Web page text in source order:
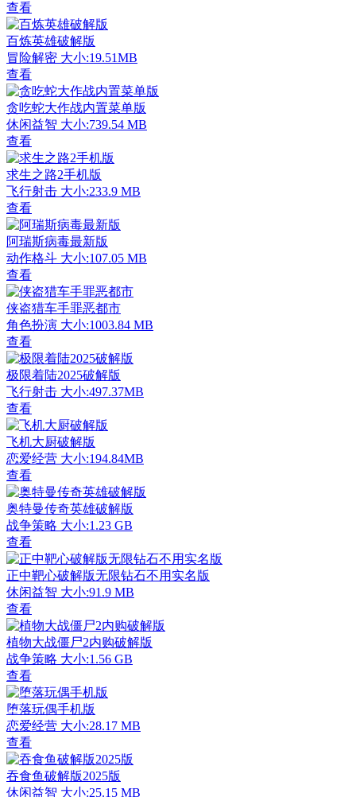
查看
百炼英雄破解版
冒险解密 大小:19.51MB
查看
贪吃蛇大作战内置菜单版
休闲益智 大小:739.54 MB
查看
求生之路2手机版
飞行射击 大小:233.9 MB
查看
阿瑞斯病毒最新版
动作格斗 大小:107.05 MB
查看
侠盗猎车手罪恶都市
角色扮演 大小:1003.84 MB
查看
极限着陆2025破解版
飞行射击 大小:497.37MB
查看
飞机大厨破解版
恋爱经营 大小:194.84MB
查看
奥特曼传奇英雄破解版
战争策略 大小:1.23 GB
查看
正中靶心破解版无限钻石不用实名版
休闲益智 大小:91.9 MB
查看
植物大战僵尸2内购破解版
战争策略 大小:1.56 GB
查看
堕落玩偶手机版
恋爱经营 大小:28.17 MB
查看
吞食鱼破解版2025版
休闲益智 大小:25.15 MB